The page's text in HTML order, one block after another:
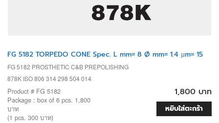
FG 5182 TORPEDO CONE Spec. L mm= 8 Ø mm= 1.4 µm= 15
FG 5182 PROSTHETIC C&B PREPOLISHING
878K ISO 806 314 298 504 014
Product # FG 5182
Package : box of 6 pcs. 1,800
บาท
(1 pcs. 300 บาท)
1,800 บาท
หยิบใส่ตะกร้า